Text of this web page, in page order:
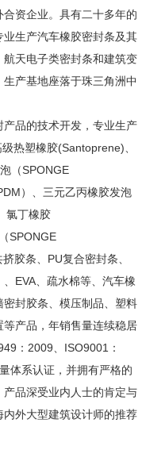
资企业。具有二十多年的
生产汽车橡胶密封条及其
天电子类密封条和建筑变
产基地座落于珠三角洲中
品的技术开发，专业生产
热塑橡胶(Santoprene)、
（SPONGE
）、三元乙丙橡胶发泡
氯丁橡胶
SPONGE
胶条、PU复合密封条、
EVA、疏水棉等、汽车橡
封胶条、模压制品、塑料
产品，年销售量连续稳居
：2009、ISO9001：
体系认证，并拥有严格的
品深受业内人士的肯定与
外大型建筑设计师的推荐